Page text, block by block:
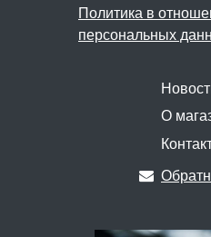
Политика в
персональных
О